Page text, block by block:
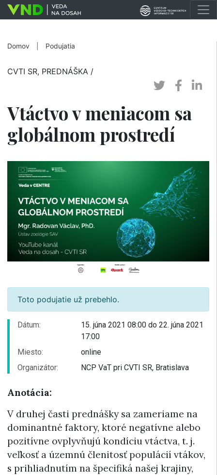
Domov Podujatia
CVTI SR, PREDNÁŠKA /
Vtáctvo v meniacom sa
globálnom prostredí
Toto podujatie už prebehlo.
Dátum:
15. júna 2021 08:00 do 22. júna 2021
17:00
Miesto:
online
Organizátor:
NCP VaT pri CVTI SR, Bratislava
Anotácia:
V druhej časti prednášky sa zameriame na
dominantné faktory, ktoré negatívne alebo
pozitívne ovplyvňujú kondíciu vtáctva, t. j.
veľkosť a územnú členitosť populácií vtákov,
s prihliadnutím na špecifiká našej krajiny,